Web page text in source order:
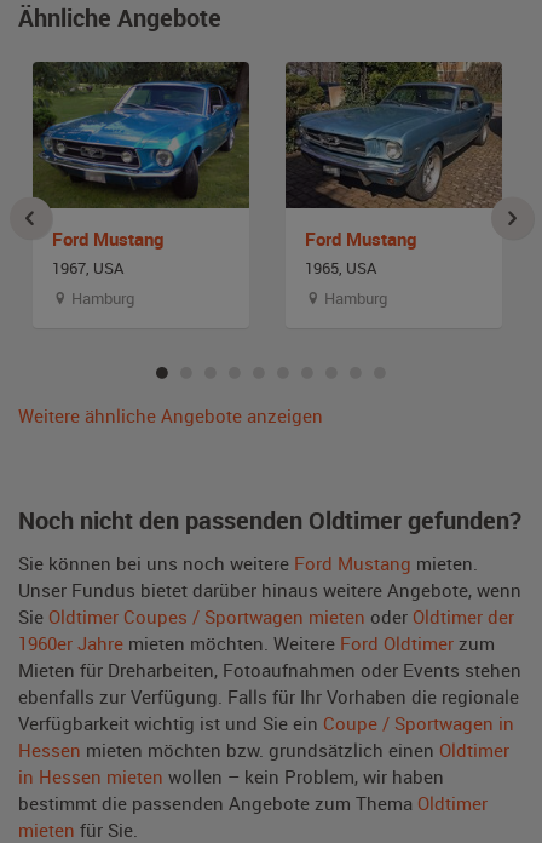
Ähnliche Angebote
Ford Mustang
1967, USA
Hamburg
Ford Mustang
1965, USA
Hamburg
Weitere ähnliche Angebote anzeigen
Noch nicht den passenden Oldtimer gefunden?
Sie können bei uns noch weitere Ford Mustang mieten.
Unser Fundus bietet darüber hinaus weitere Angebote, wenn
Sie Oldtimer Coupes / Sportwagen mieten oder Oldtimer der
1960er Jahre mieten möchten. Weitere Ford Oldtimer zum
Mieten für Dreharbeiten, Fotoaufnahmen oder Events stehen
ebenfalls zur Verfügung. Falls für Ihr Vorhaben die regionale
Verfügbarkeit wichtig ist und Sie ein Coupe / Sportwagen in
Hessen mieten möchten bzw. grundsätzlich einen Oldtimer
in Hessen mieten wollen – kein Problem, wir haben
bestimmt die passenden Angebote zum Thema Oldtimer
mieten für Sie.